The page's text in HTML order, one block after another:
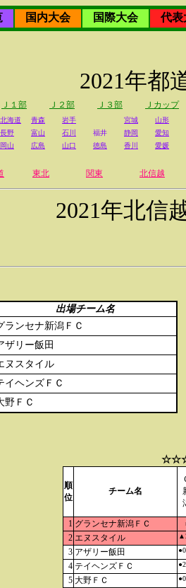
国内大会 国際大会
代表
2021年都
Ｊ１部 Ｊ２部 Ｊ３部 Ｊカップ
北海道 青森 岩手 宮城
山形
長野 富山 石川 福井 静岡
愛知
岡山 広島 山口 徳島 香川 愛媛
東北 関東 北信越
2021年北信
出場チーム名
ランセナ新潟ＦＣ
ザリー飯田
ヌスタイル
イヘンズＦＣ
野ＦＣ
順
位
チーム名
1 グランセナ新潟ＦＣ
2 エヌスタイル
3 アザリー飯田
4 テイヘンズＦＣ
5 大野ＦＣ